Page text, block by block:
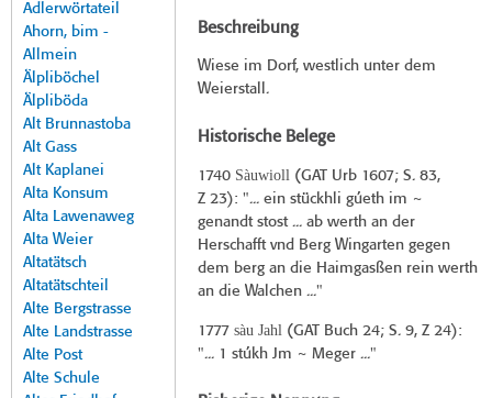
Adlerwörtateil
Ahorn, bim -
Allmein
Älpliböchel
Älpliböda
Alt Brunnastoba
Alt Gass
Alt Kaplanei
Alta Konsum
Alta Lawenaweg
Alta Weier
Altatätsch
Altatätschteil
Alte Bergstrasse
Alte Landstrasse
Alte Post
Alte Schule
Beschreibung
Wiese im Dorf, westlich unter dem
Weierstall.
Historische Belege
1740 Sàuwioll(GAT Urb 1607; S. 83,
Z 23): "... ein stückhli gúeth im ~
genandt stost ... ab werth an der
Herschafft vnd Berg Wingarten gegen
dem berg an die Haimgasßen rein werth
an die Walchen ..."
1777 sàu Jahl(GAT Buch 24; S. 9, Z 24):
"... 1 stúkh Jm ~ Meger ..."